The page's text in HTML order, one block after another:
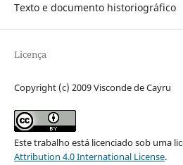
Texto e documento historiográfico
Licença
Copyright (c) 2009 Visconde de Cayru
Este trabalho está licenciado sob uma
Attribution 4.0 International License.